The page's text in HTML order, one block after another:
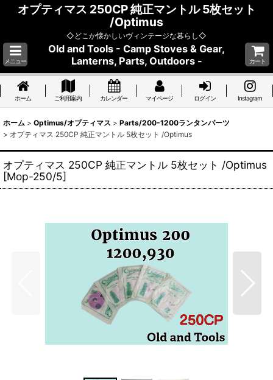
オプティマス 250CP 純正マントル 5枚セット
/Optimus
◇どこか懐かしいヴィンテージな暮らし◇
メニュー
Old and Tools - Camp Stoves & Gear,
Lanterns, Parts, Outdoors -
カート
ホーム ご利用案内 カレンダー マイページ ログイン Instagram
ホーム > Optimus/オプティマス > Parts/200-1200ランタンパーツ
> オプティマス 250CP 純正マントル 5枚セット /Optimus
オプティマス 250CP 純正マントル 5枚セット /Optimus
[Mop-250/5]